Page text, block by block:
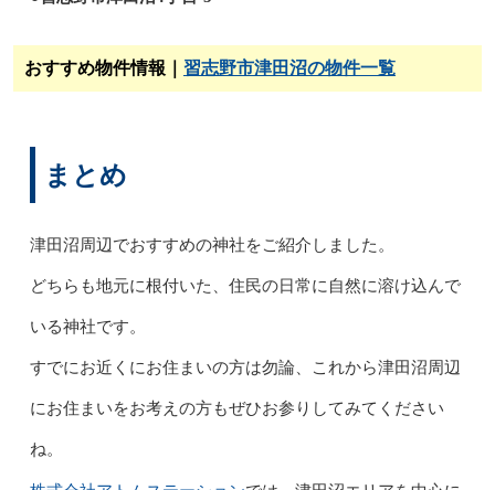
おすすめ物件情報｜ 習志野市津田沼の物件一覧
まとめ
津田沼周辺でおすすめの神社をご紹介しました。
どちらも地元に根付いた、住民の日常に自然に溶け込んで
いる神社です。
すでにお近くにお住まいの方は勿論、これから津田沼周辺
にお住まいをお考えの方もぜひお参りしてみてください
ね。